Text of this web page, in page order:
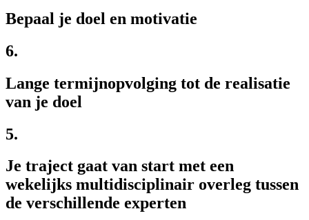
Bepaal je doel en motivatie
6.
Lange termijnopvolging tot de realisatie
van je doel
5.
Je traject gaat van start met een
wekelijks multidisciplinair overleg tussen
de verschillende experten